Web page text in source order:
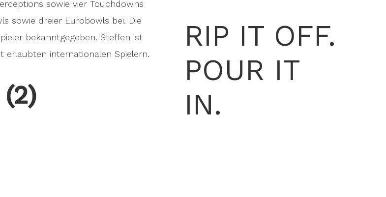
sowie vier Touchdowns
sowie dreier Eurobowls bei. Die
bekanntgegeben. Steffen ist
erlaubten internationalen Spielern.
RIP IT OFF.
POUR IT
IN.